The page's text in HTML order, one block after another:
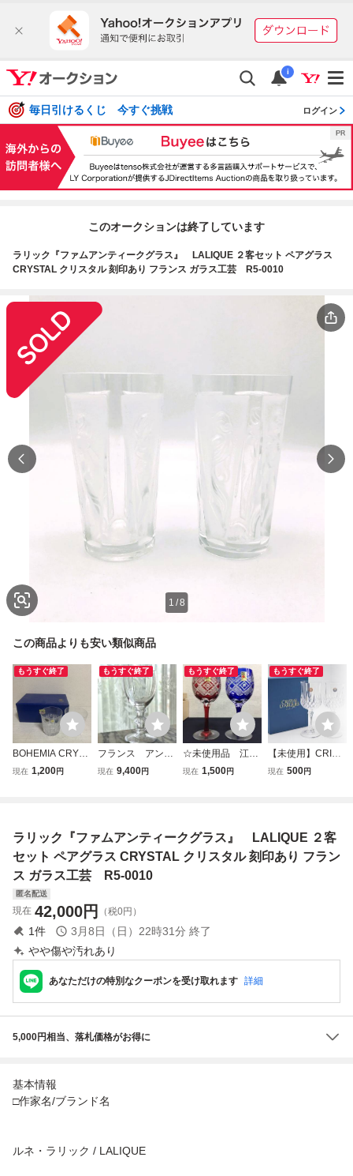
i
毎日引けるくじ 今すぐ挑戦 ログイン
このオークションは終了しています
ラリック『ファムアンティークグラス』 LALIQUE ２客セット ペアグラス
CRYSTAL クリスタル 刻印あり フランス ガラス工芸 R5-0010
1 /8
この商品よりも安い類似商品
もうすぐ終了
BOHEMIA CRYST
AL ボヘミア クリ
現在 1,200円
もうすぐ終了
フランス アンテ
ィーク ガラス
リキュールや日本
酒にも
現在 9,400円
もうすぐ終了
☆未使用品 江戸
切子 器 ワイン
現在 1,500円
もうすぐ終了
【未使用】CRIST
AL DARQUES/ク
品 食器 洋食器 キ
ッチン用品 ④
現在 500円
ラリック『ファムアンティークグラス』 LALIQUE ２客
セット ペアグラス CRYSTAL クリスタル 刻印あり フラン
ス ガラス工芸 R5-0010
匿名配送
現在 42,000円 （税0円）
1件 3月8日（日）22時31分 終了
やや傷や汚れあり
あなただけの特別なクーポンを受け取れます 詳細
5,000円相当、落札価格がお得に
基本情報
□作家名/ブランド名
ルネ・ラリック / LALIQUE